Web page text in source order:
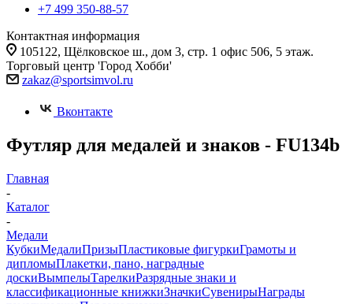
+7 499 350-88-57
Контактная информация
105122, Щёлковское ш., дом 3, стр. 1 офис 506, 5 этаж.
Торговый центр 'Город Хобби'
zakaz@sportsimvol.ru
Вконтакте
Футляр для медалей и знаков - FU134b
Главная
-
Каталог
-
Медали
КубкиМедалиПризыПластиковые фигуркиГрамоты и
дипломыПлакетки, пано, наградные
доскиВымпелыТарелкиРазрядные знаки и
классификационные книжкиЗначкиСувенирыНаграды